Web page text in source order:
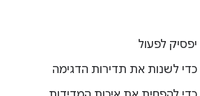
לפעול
כדי לשנות את תדירות הדגימה